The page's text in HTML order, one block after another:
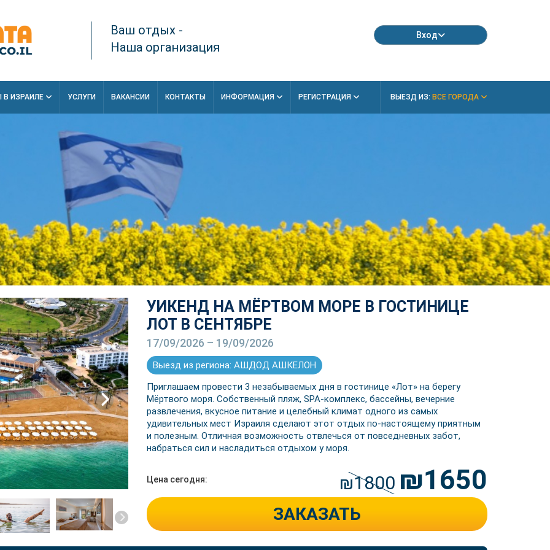
Ваш отдых -
Наша организация
Вход
В ИЗРАИЛЕ УСЛУГИ ВАКАНСИИ КОНТАКТЫ ИНФОРМАЦИЯ РЕГИСТРАЦИЯ ВЫЕЗД ИЗ: ВСЕ ГОРОДА
УИКЕНД НА МЁРТВОМ МОРЕ В ГОСТИНИЦЕ
ЛОТ В СЕНТЯБРЕ
17/09/2026 – 19/09/2026
Выезд из региона: АШДОД АШКЕЛОН
Приглашаем провести 3 незабываемых дня в гостинице «Лот» на берегу
Мёртвого моря. Собственный пляж, SPA-комплекс, бассейны, вечерние
развлечения, вкусное питание и целебный климат одного из самых
удивительных мест Израиля сделают этот отдых по-настоящему приятным
и полезным. Отличная возможность отвлечься от повседневных забот,
набраться сил и насладиться отдыхом у моря.
Цена сегодня: ₪1800 ₪1650
ЗАКАЗАТЬ